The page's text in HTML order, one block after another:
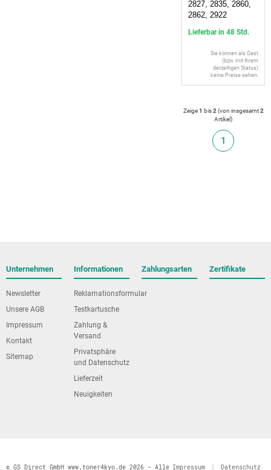
2827, 2835, 2860,
2862, 2922
Lieferbar in 48 Std.
Sie können als Gast
(bzw. mit Ihrem
derzeitigen Status)
keine Preise sehen.
Zeige1 bis2(von insgesamt2
Artikel)
1
Unternehmen
Newsletter
Unsere AGB
Impressum
Kontakt
Sitemap
Informationen
Reklamationsformular
Testkartusche
Zahlung &
Versand
Privatsphäre
und Datenschutz
Lieferzeit
Neuigkeiten
Zahlungsarten Zertifikate
© GS Direct GmbH www.toner4kyo.de 2026 - Alle Impressum Datenschutz